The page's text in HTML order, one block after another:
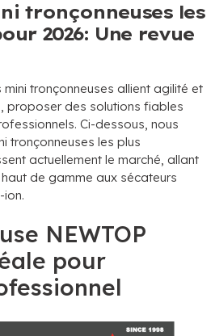
tronçonneuses les
2026: Une revue
mini tronçonneuses allient agilité et
proposer des solutions fiables
Ci-dessous, nous
tronçonneuses les plus
actuellement le marché, allant
de gamme aux sécateurs
ion.
NEWTOP
pour